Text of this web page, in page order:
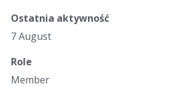
Ostatnia aktywność
7 August
Role
Member